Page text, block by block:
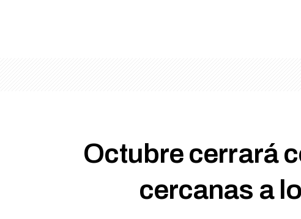
Octubre cerrará
cercanas a